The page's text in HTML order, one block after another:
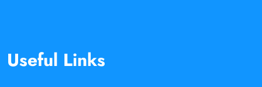
Useful Links